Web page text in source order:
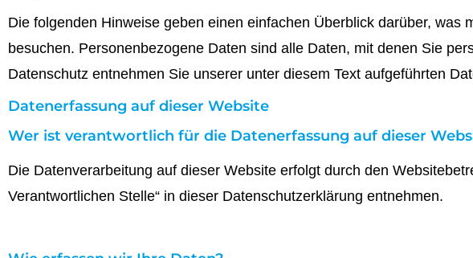
Die folgenden Hinweise geben einen einfachen Überblick darüber,
besuchen. Personenbezogene Daten sind alle Daten, mit denen Sie
Datenschutz entnehmen Sie unserer unter diesem Text aufgeführten
Datenerfassung auf dieser Website
Wer ist verantwortlich für die Datenerfassung auf dieser
Die Datenverarbeitung auf dieser Website erfolgt durch den
Verantwortlichen Stelle“ in dieser Datenschutzerklärung entnehmen.